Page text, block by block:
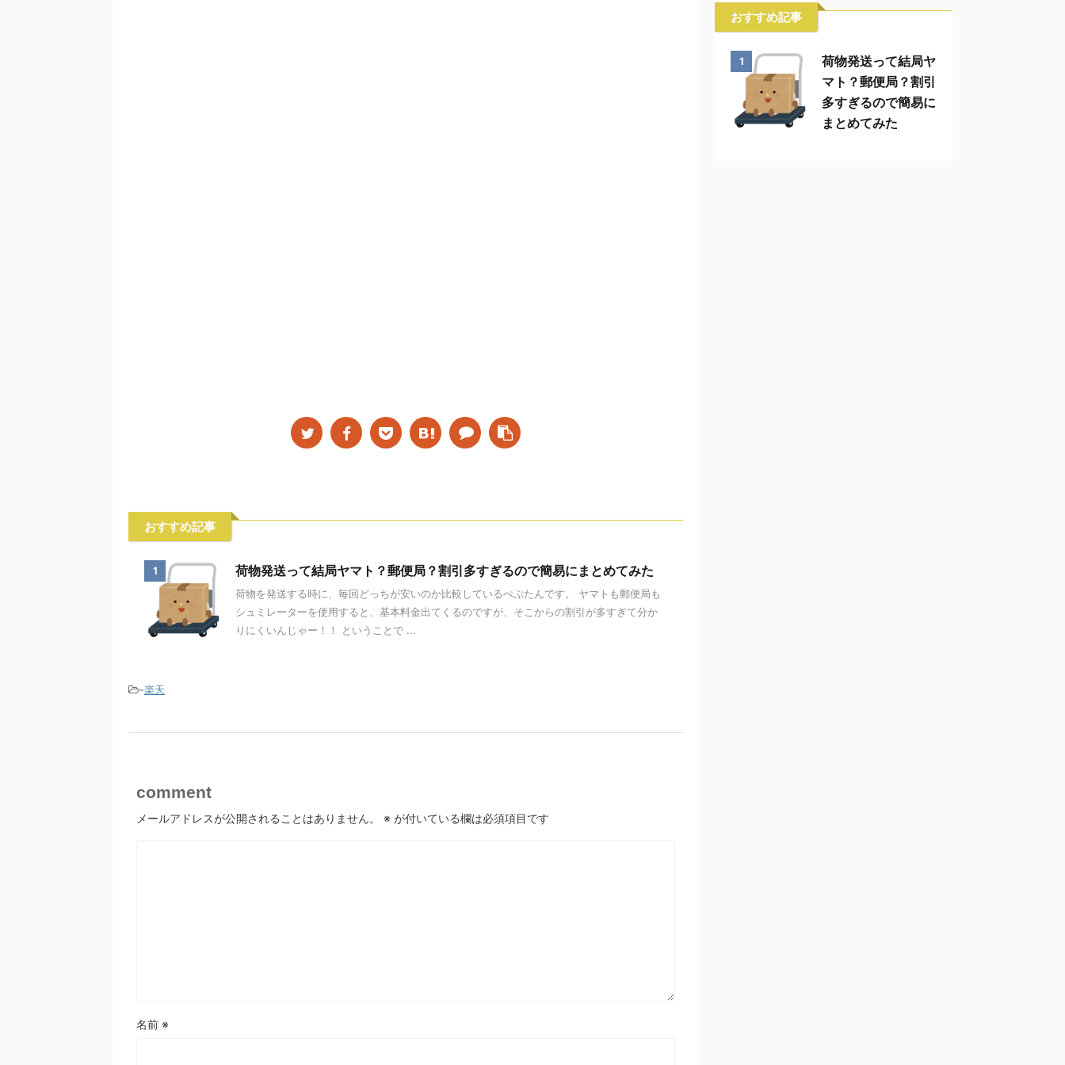
おすすめ記事
1 荷物発送って結局ヤマト？郵便局？割引多すぎるので簡易にまとめてみた
荷物を発送する時に、毎回どっちが安いのか比較しているぺぷたんです。 ヤマトも郵便局も
シュミレーターを使用すると、基本料金出てくるのですが、そこからの割引が多すぎて分か
りにくいんじゃー！！ ということで ...
-楽天
comment
メールアドレスが公開されることはありません。 ※ が付いている欄は必須項目です
名前 ※
おすすめ記事
1
荷物発送って結局ヤ
マト？郵便局？割引
多すぎるので簡易に
まとめてみた